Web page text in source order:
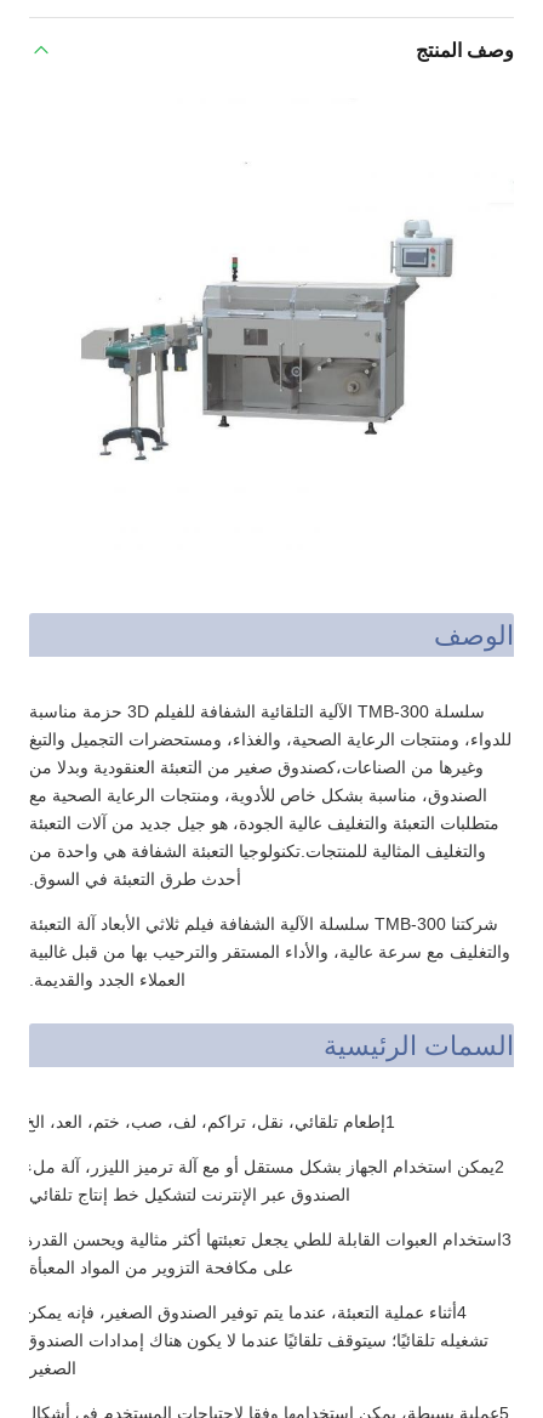
وصف المنتج
الوصف
سلسلة TMB-300 الآلية التلقائية الشفافة للفيلم 3D حزمة مناسبة
للدواء، ومنتجات الرعاية الصحية، والغذاء، ومستحضرات التجميل والتبغ
وغيرها من الصناعات،كصندوق صغير من التعبئة العنقودية وبدلا من
الصندوق، مناسبة بشكل خاص للأدوية، ومنتجات الرعاية الصحية مع
متطلبات التعبئة والتغليف عالية الجودة، هو جيل جديد من آلات التعبئة
والتغليف المثالية للمنتجات.تكنولوجيا التعبئة الشفافة هي واحدة من
أحدث طرق التعبئة في السوق.
شركتنا TMB-300 سلسلة الآلية الشفافة فيلم ثلاثي الأبعاد آلة التعبئة
والتغليف مع سرعة عالية، والأداء المستقر والترحيب بها من قبل غالبية
العملاء الجدد والقديمة.
السمات الرئيسية
1إطعام تلقائي، نقل، تراكم، لف، صب، ختم، العد، الخ
2يمكن استخدام الجهاز بشكل مستقل أو مع آلة ترميز الليزر، آلة ملء
الصندوق عبر الإنترنت لتشكيل خط إنتاج تلقائي.
3استخدام العبوات القابلة للطي يجعل تعبئتها أكثر مثالية ويحسن القدرة
على مكافحة التزوير من المواد المعبأة.
4أثناء عملية التعبئة، عندما يتم توفير الصندوق الصغير، فإنه يمكن
تشغيله تلقائيًا؛ سيتوقف تلقائيًا عندما لا يكون هناك إمدادات الصندوق
الصغير.
5عملية بسيطة، يمكن استخدامها وفقا لاحتياجات المستخدم في أشكال